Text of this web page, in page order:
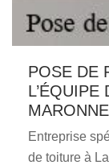
POSE DE
L’ÉQUIPE
Entreprise
de toiture à